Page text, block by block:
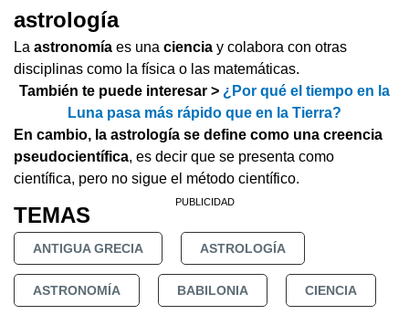
astrología
La astronomía es una ciencia y colabora con otras
disciplinas como la física o las matemáticas.
También te puede interesar > ¿Por qué el tiempo en la
Luna pasa más rápido que en la Tierra?
En cambio, la astrología se define como una creencia
pseudocientífica, es decir que se presenta como
científica, pero no sigue el método científico.
TEMAS
ANTIGUA GRECIA ASTROLOGÍA
ASTRONOMÍA BABILONIA CIENCIA